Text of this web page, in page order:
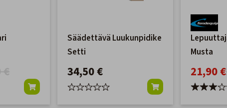
Säädettävä Luukunpidike
Setti
34,50 €
Musta
21,90 €